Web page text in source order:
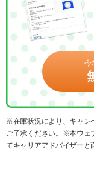
今
※在庫状況により、キャン
ご了承ください。※本ウェ
てキャリアアドバイザーと